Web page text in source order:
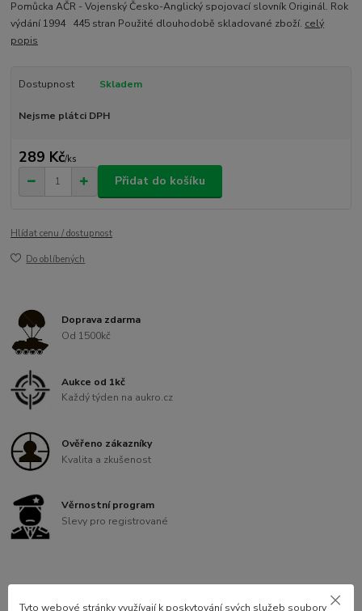
Pomůcka AČR - Vojenský Česko-Anglický spojovací slovník Originál. Rok
výdání 1994 445 stran Použité dlouhodobě skladované zboží. celý
popis
Dostupnost Skladem
Nejsme plátci DPH
289 Kč/ks
Přidat do košíku
Hlídat cenu / dostupnost
Do oblíbených
Doprava zdarma
Od 1500kč
Aukce od 1kč
Každý týden na aukro.cz
Ověřeno zákazníky
Kvalita a zkušenost
Věrnostní program
Slevy pro registrované
Tyto webové stránky využívají k poskytování svých služeb soubory